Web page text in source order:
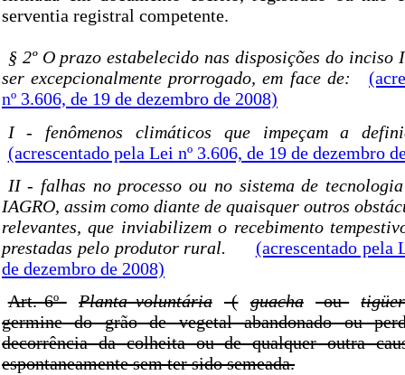
serventia registral competente.
§ 2º O prazo estabelecido nas disposições do inciso
ser excepcionalmente prorrogado, em face de:
nº 3.606, de 19 de dezembro de 2008)
I - fenômenos climáticos que impeçam a
(acrescentado pela Lei nº 3.606, de 19 de dezembro
II - falhas no processo ou no sistema de
IAGRO, assim como diante de quaisquer outros
relevantes, que inviabilizem o recebimento
prestadas pelo produtor rural.
(acrescentado pela
de dezembro de 2008)
Art. 6º
Planta voluntária ( guacha ou
germine do grão de vegetal abandonado ou
decorrência da colheita ou de qualquer outra
espontaneamente sem ter sido semeada.